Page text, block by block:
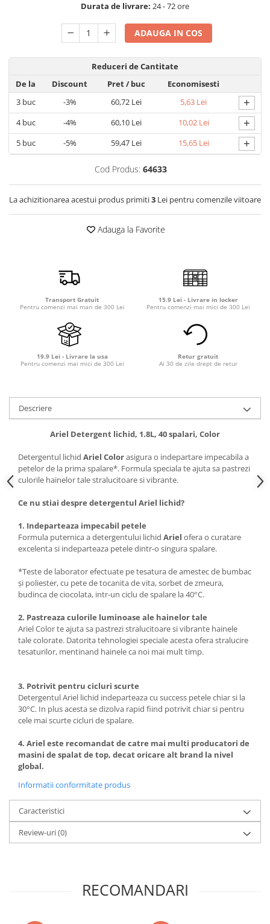
Detergent rufe capsule
Detergent rufe lichid
Detergent rufe pudră
Înălbitor și îndepărtare pete
Soluții anticalcar, igienizante și
întreținere țesături
Odorizanți
Odorizanți cameră
Durata de livrare: 24 - 72 ore
ADAUGA IN COS
Reduceri de Cantitate
De la
Discount Pret/ buc
Economisesti
3buc -3% 60,72 Lei 5,63 Lei +
4buc -4% 60,10 Lei 10,02 Lei +
5buc -5% 59,47 Lei 15,65 Lei +
Cod Produs: 64633
La achizitionarea acestui produs primiti3 Lei pentru comenzile viitoare
Adauga la Favorite
Transport Gratuit
Pentru comenzi mai mari de 300 Lei
15.9 Lei - Livrare in locker
Pentru comenzi mai mici de 300 Lei
19.9 Lei - Livrare la usa
Pentru comenzi mai mici de 300 Lei
Retur gratuit
Ai 30 de zile drept de retur
Descriere
Ariel Detergent lichid, 1.8L, 40 spalari, Color
Detergentul lichid Ariel Colorasigura o indepartare impecabila a
petelor de la prima spalare*. Formula speciala te ajuta sa pastrezi
culorile hainelor tale stralucitoare si vibrante.
Ce nu stiai despre detergentul Ariel lichid?
1. Indeparteaza impecabil petele
Formula puternica a detergentului lichid Ariel ofera o curatare
excelenta si indeparteaza petele dintr-o singura spalare.
*Teste de laborator efectuate pe tesatura de amestec de bumbac
și poliester, cu pete de tocanita de vita, sorbet de zmeura,
budinca de ciocolata, intr-un ciclu de spalare la 40°C.
2. Pastreaza culorile luminoase ale hainelor tale
Ariel Color te ajuta sa pastrezi stralucitoare si vibrante hainele
tale colorate. Datorita tehnologiei speciale acesta ofera stralucire
tesaturilor, mentinand hainele ca noi mai mult timp.
3. Potrivit pentru cicluri scurte
Detergentul Ariel lichid indeparteaza cu success petele chiar si la
30°C. In plus acesta se dizolva rapid fiind potrivit chiar si pentru
cele mai scurte cicluri de spalare.
4. Ariel este recomandat de catre mai multi producatori de
masini de spalat de top, decat oricare alt brand la nivel
global.
Informatii conformitate produs
Caracteristici
Review-uri(0)
RECOMANDARI